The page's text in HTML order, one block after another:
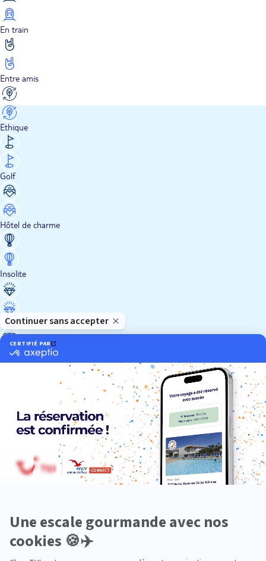
En train
Entre amis
Ethique
Golf
Hôtel de charme
Insolite
Luxe
Neige
Plongée
Premium